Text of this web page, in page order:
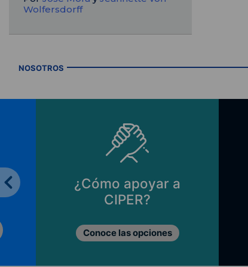
Wolfersdorff
NOSOTROS
¿Cómo apoyar a
CIPER?
Conoce las opciones